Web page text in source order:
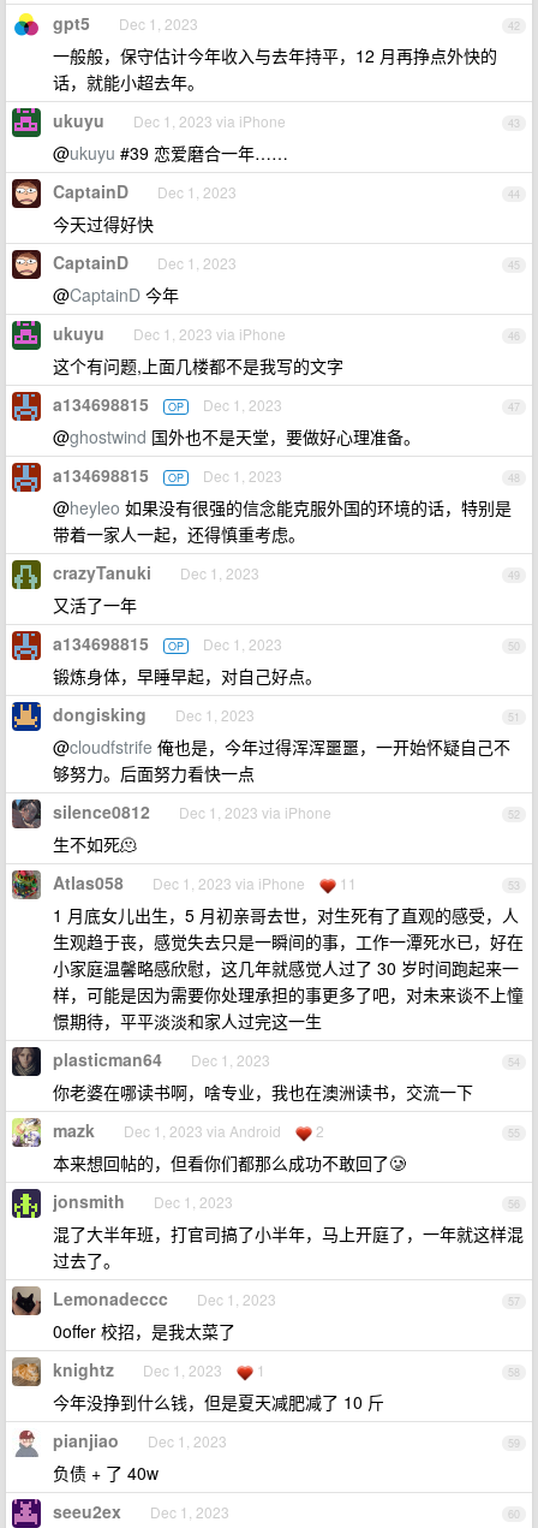
42
gpt5 Dec 1, 2023
一般般，保守估计今年收入与去年持平，12 月再挣点外快的
话，就能小超去年。
43
ukuyu Dec 1, 2023 via iPhone
@ukuyu #39 恋爱磨合一年……
44
CaptainD Dec 1, 2023
今天过得好快
45
CaptainD Dec 1, 2023
@CaptainD 今年
46
ukuyu Dec 1, 2023 via iPhone
这个有问题,上面几楼都不是我写的文字
47
a134698815 OP Dec 1, 2023
@ghostwind 国外也不是天堂，要做好心理准备。
48
a134698815 OP Dec 1, 2023
@heyleo 如果没有很强的信念能克服外国的环境的话，特别是
带着一家人一起，还得慎重考虑。
49
crazyTanuki Dec 1, 2023
又活了一年
50
a134698815 OP Dec 1, 2023
锻炼身体，早睡早起，对自己好点。
51
dongisking Dec 1, 2023
@cloudfstrife 俺也是，今年过得浑浑噩噩，一开始怀疑自己不
够努力。后面努力看快一点
52
silence0812 Dec 1, 2023 via iPhone
生不如死🫠
53
Atlas058 Dec 1, 2023 via iPhone 11
1 月底女儿出生，5 月初亲哥去世，对生死有了直观的感受，人
生观趋于丧，感觉失去只是一瞬间的事，工作一潭死水已，好在
小家庭温馨略感欣慰，这几年就感觉人过了 30 岁时间跑起来一
样，可能是因为需要你处理承担的事更多了吧，对未来谈不上憧
憬期待，平平淡淡和家人过完这一生
54
plasticman64 Dec 1, 2023
你老婆在哪读书啊，啥专业，我也在澳洲读书，交流一下
55
mazk Dec 1, 2023 via Android 2
本来想回帖的，但看你们都那么成功不敢回了🥲
56
jonsmith Dec 1, 2023
混了大半年班，打官司搞了小半年，马上开庭了，一年就这样混
过去了。
57
Lemonadeccc Dec 1, 2023
0offer 校招，是我太菜了
58
knightz Dec 1, 2023 1
今年没挣到什么钱，但是夏天减肥减了 10 斤
59
pianjiao Dec 1, 2023
负债 + 了 40w
60
seeu2ex Dec 1, 2023